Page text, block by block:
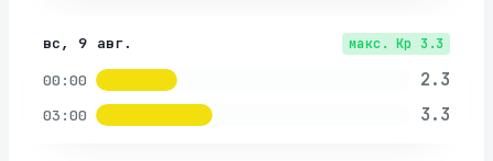
вс, 9 авг. макс. Kp 3.3
00:00 2.3
03:00 3.3